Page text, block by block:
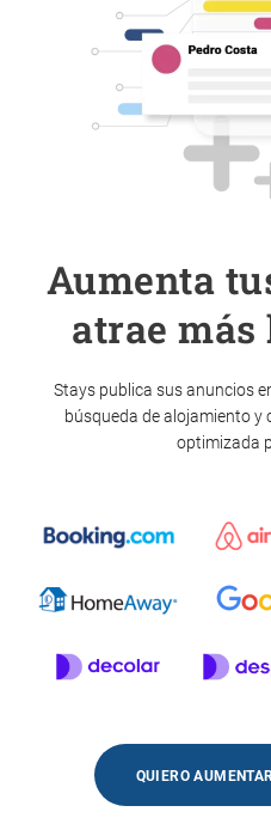
Aumenta
atrae más
Stays publica sus anuncios
búsqueda de alojamiento y
optimizada
QUIERO